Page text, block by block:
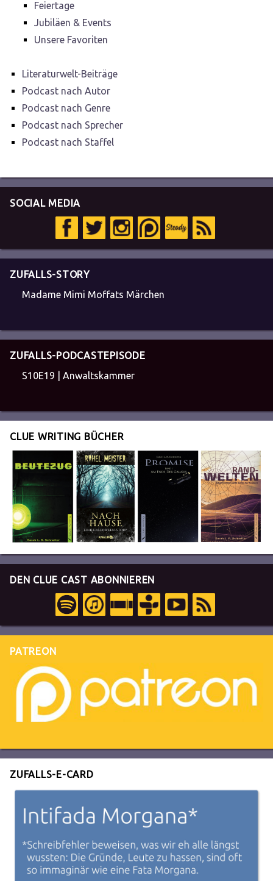
Feiertage
Jubiläen & Events
Unsere Favoriten
Literaturwelt-Beiträge
Podcast nach Autor
Podcast nach Genre
Podcast nach Sprecher
Podcast nach Staffel
SOCIAL MEDIA
ZUFALLS-STORY
Madame Mimi Moffats Märchen
ZUFALLS-PODCASTEPISODE
S10E19 | Anwaltskammer
CLUE WRITING BÜCHER
DEN CLUE CAST ABONNIEREN
PATREON
ZUFALLS-E-CARD